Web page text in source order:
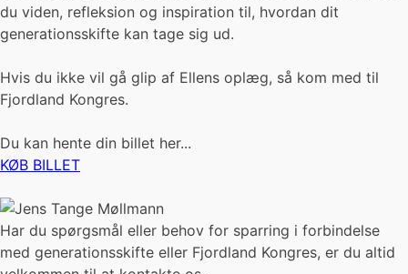
du viden, refleksion og inspiration til, hvordan dit
generationsskifte kan tage sig ud.
Hvis du ikke vil gå glip af Ellens oplæg, så kom med til
Fjordland Kongres.
Du kan hente din billet her...
KØB BILLET
Har du spørgsmål eller behov for sparring i forbindelse
med generationsskifte eller Fjordland Kongres, er du altid